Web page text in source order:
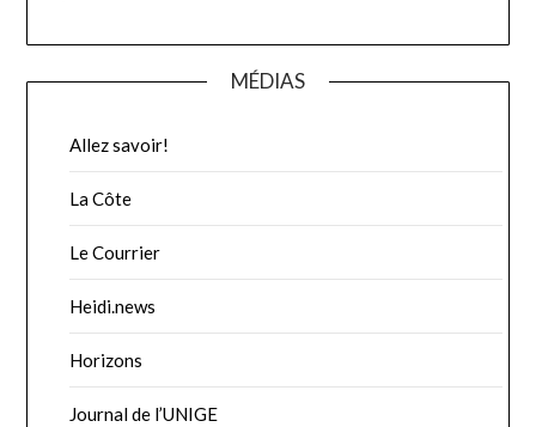
MÉDIAS
Allez savoir!
La Côte
Le Courrier
Heidi.news
Horizons
Journal de l’UNIGE